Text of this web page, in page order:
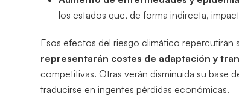
los estados que, de forma indirecta,
Esos efectos del riesgo climático repercutirán
representarán costes de adaptación y
competitivas. Otras verán disminuida su base
traducirse en ingentes pérdidas económicas.